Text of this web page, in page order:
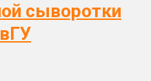
сыворотки